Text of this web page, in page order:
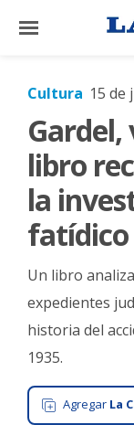
×
El
País
El
Mundo
La
Cultura
Tecnología
Gastronomía
Salud
Cultura 15 de
libro
la
fatídico
Un libro
expedientes
historia del
1935.
Agregar La